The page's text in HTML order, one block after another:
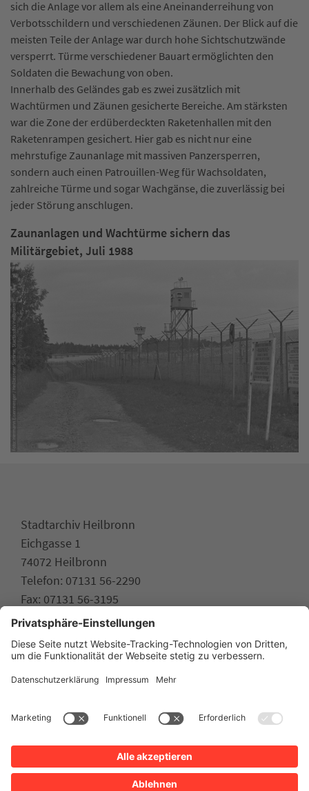
sich die Anlage vor allem als eine Aneinanderreihung von
Verbotsschildern und verschiedenen Zäunen. Der Blick auf die
meisten Teile der Anlage war durch hohe Sichtschutzwände
versperrt. Türme verschiedener Bauart ermöglichten den
Soldaten die Bewachung von oben.
Innerhalb des Geländes gab es zwei zusätzlich mit
Wachtürmen und Zäunen gesicherte Bereiche. Am stärksten
war die Zone der erdüberdeckten Raketenhallen mit den
Raketenrampen gesichert. Hier gab es nicht nur eine
mehrstufige Zaunanlage mit massiven Panzersperren,
sondern auch einen Patrouillen-Weg für Wachsoldaten,
zahlreiche Türme und sogar Wachgänse, die zuverlässig bei
jeder Störung anschlugen.
Zaunanlagen und Wachtürme sichern das
Militärgebiet, Juli 1988
Stadtarchiv Heilbronn
Eichgasse 1
74072 Heilbronn
Telefon: 07131 56-2290
Fax: 07131 56-3195
stadtarchiv.heilbronn.de
www.heilbronn.de
Datenschutz